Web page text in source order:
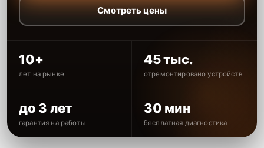
Смотреть цены
10+
лет на рынке
45 тыс.
отремонтировано устройств
до 3 лет
гарантия на работы
30 мин
бесплатная диагностика